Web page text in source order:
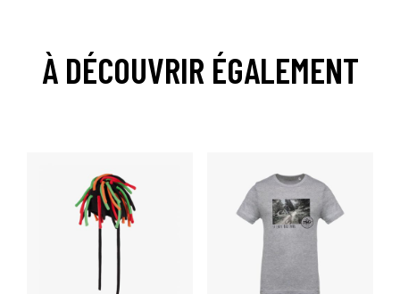
À DÉCOUVRIR ÉGALEMENT